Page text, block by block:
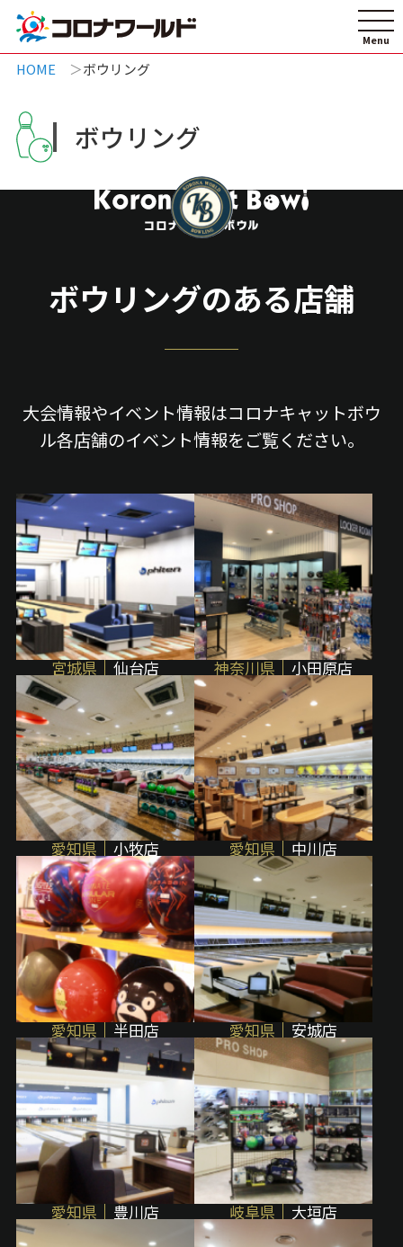
HOME ボウリング
ボウリング
ボウリングのある店舗
大会情報やイベント情報はコロナキャットボウ
ル各店舗のイベント情報をご覧ください。
宮城県 仙台店 神奈川県 小田原店
愛知県 小牧店 愛知県 中川店
愛知県 半田店 愛知県 安城店
愛知県 豊川店 岐阜県 大垣店